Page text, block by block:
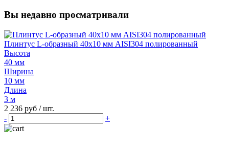
Вы недавно просматривали
Плинтус L-образный 40х10 мм AISI304 полированный
Высота
40 мм
Ширина
10 мм
Длина
3 м
2 236 руб / шт.
-
+